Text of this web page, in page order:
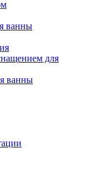
ванны
для
ванны